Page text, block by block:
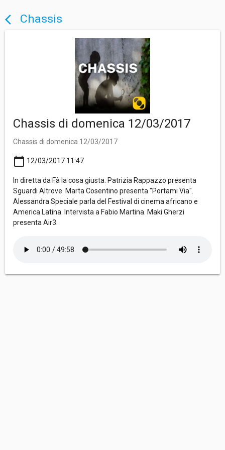
arrow_back_ios Chassis
Chassis di domenica 12/03/2017
Chassis di domenica 12/03/2017
calendar_today 12/03/2017 11:47
In diretta da Fà la cosa giusta. Patrizia Rappazzo presenta
Sguardi Altrove. Marta Cosentino presenta "Portami Via".
Alessandra Speciale parla del Festival di cinema africano e
America Latina. Intervista a Fabio Martina. Maki Gherzi
presenta Air3.